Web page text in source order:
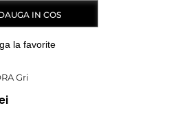
IN COS
la favorite
Gri